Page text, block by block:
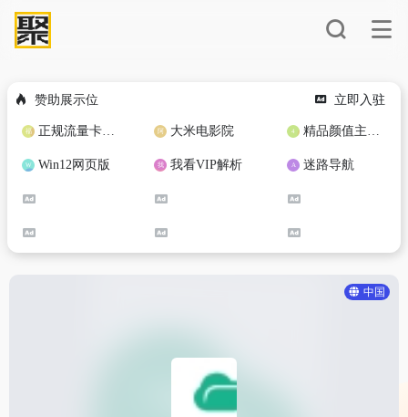
赞助展示位 立即入驻
正规流量卡免费加盟合作 大米电影院 精品颜值主播定制
Win12网页版 我看VIP解析 迷路导航
中国